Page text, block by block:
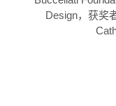
Design，获奖